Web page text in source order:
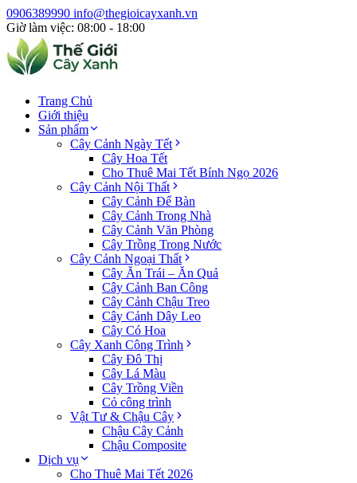
0906389990 info@thegioicayxanh.vn
Giờ làm việc: 08:00 - 18:00
Trang Chủ
Giới thiệu
Sản phẩm
Cây Cảnh Ngày Tết
Cây Hoa Tết
Cho Thuê Mai Tết Bính Ngọ 2026
Cây Cảnh Nội Thất
Cây Cảnh Để Bàn
Cây Cảnh Trong Nhà
Cây Cảnh Văn Phòng
Cây Trồng Trong Nước
Cây Cảnh Ngoại Thất
Cây Ăn Trái – Ăn Quả
Cây Cảnh Ban Công
Cây Cảnh Chậu Treo
Cây Cảnh Dây Leo
Cây Có Hoa
Cây Xanh Công Trình
Cây Đô Thị
Cây Lá Màu
Cây Trồng Viền
Cỏ công trình
Vật Tư & Chậu Cây
Chậu Cây Cảnh
Chậu Composite
Dịch vụ
Cho Thuê Mai Tết 2026